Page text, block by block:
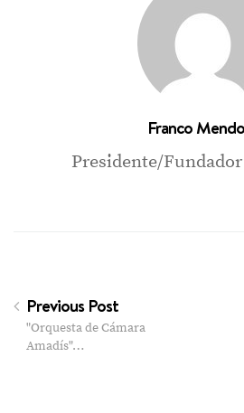
Franco
Presidente/
Previous Post
"Orquesta de Cámara
Amadís"…